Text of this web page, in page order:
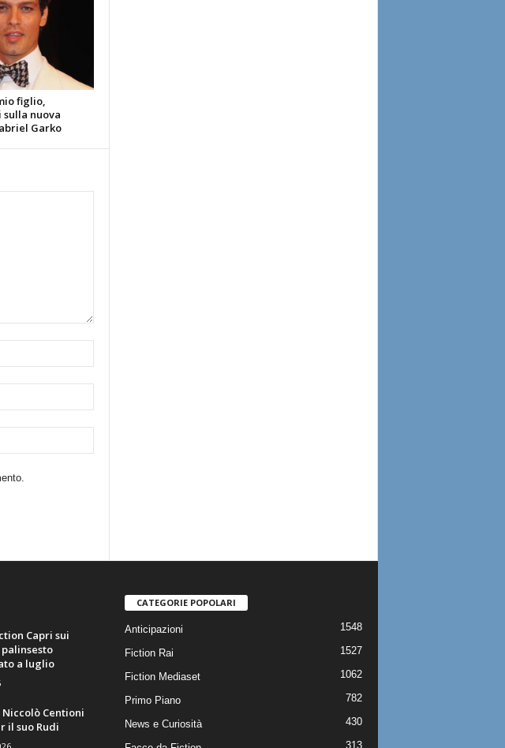
figlio,
nuova
Garko
Capri sui
palinsesto
a luglio
Niccolò Centioni
il suo Rudi
CATEGORIE POPOLARI
Anticipazioni 1548
Fiction Rai 1527
Fiction Mediaset 1062
Primo Piano 782
News e Curiosità 430
313